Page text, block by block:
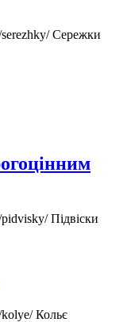
Сережки
pidvisky/Підвіски
kolye/Кольє